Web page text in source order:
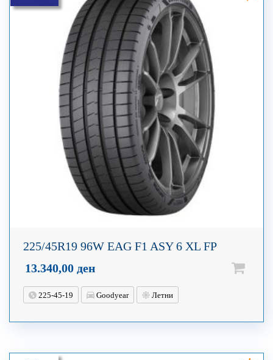
225/45R19 96W EAG F1 ASY 6 XL FP
13.340,00 ден
225-45-19 Goodyear Летни